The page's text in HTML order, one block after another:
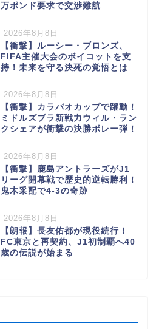
万ポンド要求で交渉難航
2026年8月8日
【衝撃】ルーシー・ブロンズ、
FIFA主催大会のボイコットを支
持！未来を守る決死の覚悟とは
2026年8月8日
【衝撃】カラバオカップで躍動！
ミドルズブラ新戦力ウィル・ラン
クシェアが衝撃の決勝ボレー弾！
2026年8月8日
【衝撃】鹿島アントラーズがJ1
リーグ開幕戦で歴史的逆転勝利！
鬼木采配で4-3の奇跡
2026年8月8日
【朗報】長友佑都が現役続行！
FC東京と再契約、J1初制覇へ40
歳の伝説が始まる